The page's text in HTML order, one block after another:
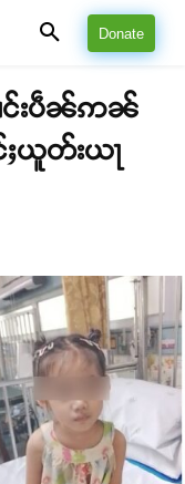
Donate
င်းပဵၼ်ဢၼ်
ယူတ်းယႃ